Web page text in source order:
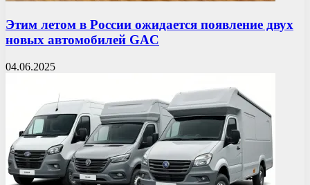
Этим летом в России ожидается появление двух
новых автомобилей GAC
04.06.2025